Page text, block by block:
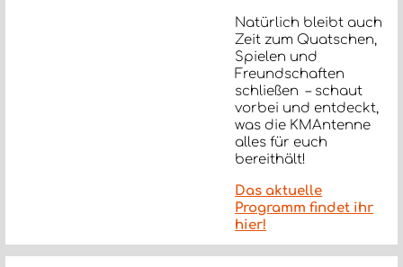
Natürlich bleibt auch
Zeit zum Quatschen,
Spielen und
Freundschaften
schließen – schaut
vorbei und entdeckt,
was die KMAntenne
alles für euch
bereithält!
Das aktuelle
Programm findet ihr
hier!